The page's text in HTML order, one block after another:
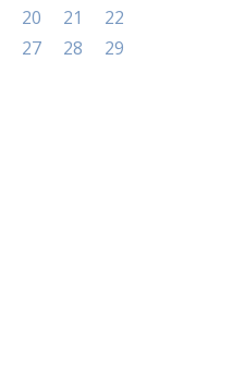
20 21
22
27 28
29